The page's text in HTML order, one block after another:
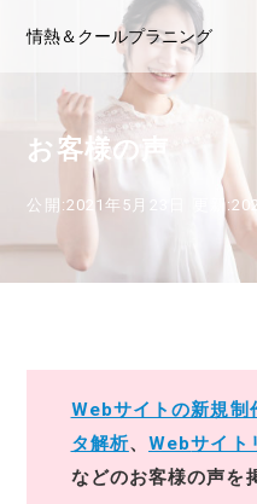
情熱＆クールプラニング
お客様の声
公開:2021年5月23日 更新
Webサイトの新規制
タ解析、 Webサイト
などのお客様の声を